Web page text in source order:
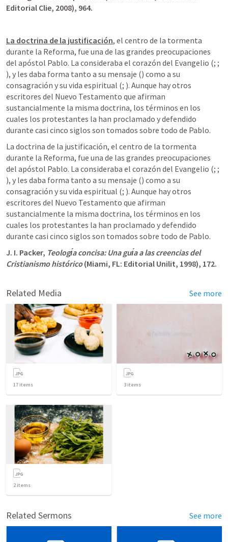
Editorial Clie, 2008), 964.
La doctrina de la justificación, el centro de la tormenta
durante la Reforma, fue una de las grandes preocupaciones
del apóstol Pablo. La consideraba el corazón del Evangelio (;
), y les daba forma tanto a su mensaje () como a su
consagración y su vida espiritual (; ). Aunque hay otros
escritores del Nuevo Testamento que afirman
sustancialmente la misma doctrina, los términos en los
cuales los protestantes la han proclamado y defendido
durante casi cinco siglos son tomados sobre todo de Pablo.
La doctrina de la justificación, el centro de la tormenta
durante la Reforma, fue una de las grandes preocupaciones
del apóstol Pablo. La consideraba el corazón del Evangelio (;
), y les daba forma tanto a su mensaje () como a su
consagración y su vida espiritual (; ). Aunque hay otros
escritores del Nuevo Testamento que afirman
sustancialmente la misma doctrina, los términos en los
cuales los protestantes la han proclamado y defendido
durante casi cinco siglos son tomados sobre todo de Pablo.
J. I. Packer, Teologı́a concisa: Una guı́a a las creencias del
Cristianismo histórico (Miami, FL: Editorial Unilit, 1998), 172.
Related Media See more
17 items 3 items
2items
Related Sermons See more